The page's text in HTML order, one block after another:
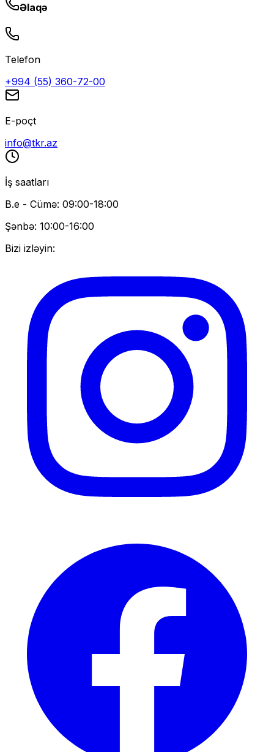
Əlaqə
Telefon
+994 (55) 360-72-00
E-poçt
info@tkr.az
İş saatları
B.e - Cümə: 09:00-18:00
Şənbə: 10:00-16:00
Bizi izləyin: